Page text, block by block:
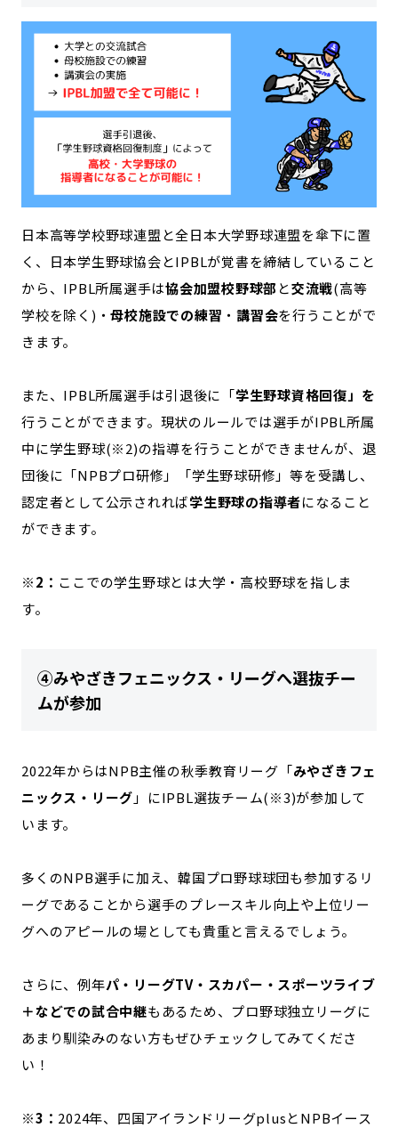
日本高等学校野球連盟と全日本大学野球連盟を傘下に置
く、日本学生野球協会とIPBLが覚書を締結していること
から、IPBL所属選手は協会加盟校野球部 と交流戦(高等
学校を除く)・母校施設での練習 ・ 講習会を行うことがで
きます。
また、IPBL所属選手は引退後に「学生野球資格回復」を
行うことができます。現状のルールでは選手がIPBL所属
中に学生野球(※2)の指導を行うことができませんが、退
団後に「NPBプロ研修」「学生野球研修」等を受講し、
認定者として公示されれば学生野球の指導者になること
ができます。
※2： ここでの学生野球とは大学・高校野球を指しま
す。
④みやざきフェニックス・リーグへ選抜チー
ムが参加
2022年からはNPB主催の秋季教育リーグ「みやざきフェ
ニックス・リーグ 」にIPBL選抜チーム(※3)が参加して
います。
多くのNPB選手に加え、韓国プロ野球球団も参加するリ
ーグであることから選手のプレースキル向上や上位リー
グへのアピールの場としても貴重と言えるでしょう。
さらに、例年パ・リーグTV・スカパー・スポーツライブ
＋などでの試合中継もあるため、プロ野球独立リーグに
あまり馴染みのない方もぜひチェックしてみてくださ
い！
※3： 2024年、四国アイランドリーグplusとNPBイース